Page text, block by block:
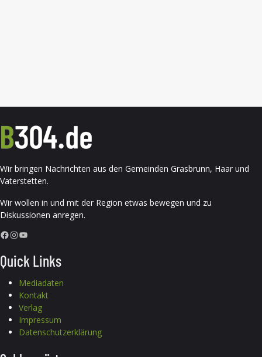
Wir bringen Nachrichten aus den Gemeinden Grasbrunn, Haar und
Vaterstetten.
Wir wollen in und mit der Region etwas bewegen und zu
Diskussionen anregen.
Facebook InstagramYouTube
Quick Links
Mediadaten
Kontakt
Verlag
Impressum
Datenschutzerklärung